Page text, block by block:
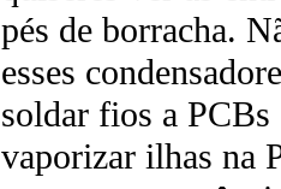
pés de borracha.
esses
soldar fios a
vaporizar ilhas na